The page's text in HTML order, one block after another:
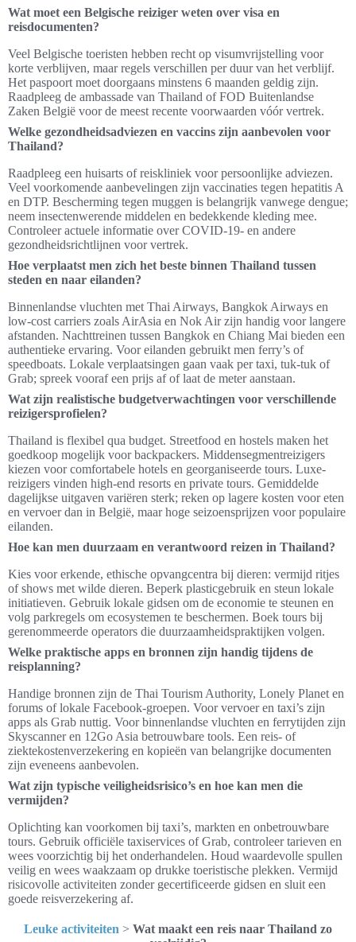
Wat moet een Belgische reiziger weten over visa en
reisdocumenten?
Veel Belgische toeristen hebben recht op visumvrijstelling voor
korte verblijven, maar regels verschillen per duur van het verblijf.
Het paspoort moet doorgaans minstens 6 maanden geldig zijn.
Raadpleeg de ambassade van Thailand of FOD Buitenlandse
Zaken België voor de meest recente voorwaarden vóór vertrek.
Welke gezondheidsadviezen en vaccins zijn aanbevolen voor
Thailand?
Raadpleeg een huisarts of reiskliniek voor persoonlijke adviezen.
Veel voorkomende aanbevelingen zijn vaccinaties tegen hepatitis A
en DTP. Bescherming tegen muggen is belangrijk vanwege dengue;
neem insectenwerende middelen en bedekkende kleding mee.
Controleer actuele informatie over COVID-19- en andere
gezondheidsrichtlijnen voor vertrek.
Hoe verplaatst men zich het beste binnen Thailand tussen
steden en naar eilanden?
Binnenlandse vluchten met Thai Airways, Bangkok Airways en
low-cost carriers zoals AirAsia en Nok Air zijn handig voor langere
afstanden. Nachttreinen tussen Bangkok en Chiang Mai bieden een
authentieke ervaring. Voor eilanden gebruikt men ferry’s of
speedboats. Lokale verplaatsingen gaan vaak per taxi, tuk-tuk of
Grab; spreek vooraf een prijs af of laat de meter aanstaan.
Wat zijn realistische budgetverwachtingen voor verschillende
reizigersprofielen?
Thailand is flexibel qua budget. Streetfood en hostels maken het
goedkoop mogelijk voor backpackers. Middensegmentreizigers
kiezen voor comfortabele hotels en georganiseerde tours. Luxe-
reizigers vinden high-end resorts en private tours. Gemiddelde
dagelijkse uitgaven variëren sterk; reken op lagere kosten voor eten
en vervoer dan in België, maar hoge seizoensprijzen voor populaire
eilanden.
Hoe kan men duurzaam en verantwoord reizen in Thailand?
Kies voor erkende, ethische opvangcentra bij dieren: vermijd ritjes
of shows met wilde dieren. Beperk plasticgebruik en steun lokale
initiatieven. Gebruik lokale gidsen om de economie te steunen en
volg parkregels om ecosystemen te beschermen. Boek tours bij
gerenommeerde operators die duurzaamheidspraktijken volgen.
Welke praktische apps en bronnen zijn handig tijdens de
reisplanning?
Handige bronnen zijn de Thai Tourism Authority, Lonely Planet en
forums of lokale Facebook-groepen. Voor vervoer en taxi’s zijn
apps als Grab nuttig. Voor binnenlandse vluchten en ferrytijden zijn
Skyscanner en 12Go Asia betrouwbare tools. Een reis- of
ziektekostenverzekering en kopieën van belangrijke documenten
zijn eveneens aanbevolen.
Wat zijn typische veiligheidsrisico’s en hoe kan men die
vermijden?
Oplichting kan voorkomen bij taxi’s, markten en onbetrouwbare
tours. Gebruik officiële taxiservices of Grab, controleer tarieven en
wees voorzichtig bij het onderhandelen. Houd waardevolle spullen
veilig en wees waakzaam op drukke toeristische plekken. Vermijd
risicovolle activiteiten zonder gecertificeerde gidsen en sluit een
goede reisverzekering af.
Leuke activiteiten > Wat maakt een reis naar Thailand zo